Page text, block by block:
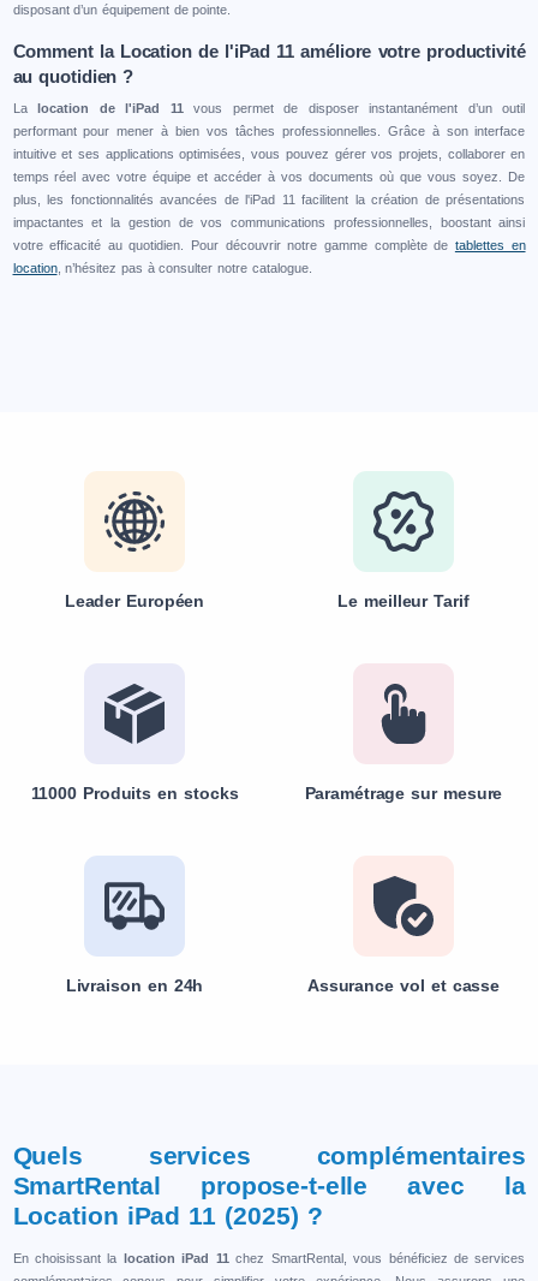
disposant d’un équipement de pointe.
Comment la Location de l'iPad 11 améliore votre productivité
au quotidien ?
Lalocation de l'iPad 11 vous permet de disposer instantanément d’un outil
performant pour mener à bien vos tâches professionnelles. Grâce à son interface
intuitive et ses applications optimisées, vous pouvez gérer vos projets, collaborer en
temps réel avec votre équipe et accéder à vos documents où que vous soyez. De
plus, les fonctionnalités avancées de l'iPad 11 facilitent la création de présentations
impactantes et la gestion de vos communications professionnelles, boostant ainsi
votre efficacité au quotidien. Pour découvrir notre gamme complète de tablettes en
location, n’hésitez pas à consulter notre catalogue.
Leader Européen Le meilleur Tarif
11000 Produits en stocks Paramétrage sur mesure
Livraison en 24h Assurance vol et casse
Quels services complémentaires
SmartRental propose-t-elle avec la
Location iPad 11 (2025) ?
En choisissant la location iPad 11chez SmartRental, vous bénéficiez de services